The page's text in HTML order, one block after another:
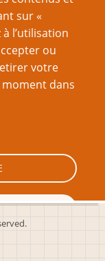
sur «
à l’utilisation
ou
votre
dans
et
et